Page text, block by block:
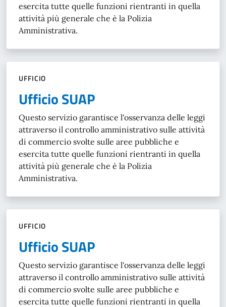
esercita tutte quelle funzioni rientranti in quella
attività più generale che è la Polizia
Amministrativa.
UFFICIO
Ufficio SUAP
Questo servizio garantisce l'osservanza delle leggi
attraverso il controllo amministrativo sulle attività
di commercio svolte sulle aree pubbliche e
esercita tutte quelle funzioni rientranti in quella
attività più generale che è la Polizia
Amministrativa.
UFFICIO
Ufficio SUAP
Questo servizio garantisce l'osservanza delle leggi
attraverso il controllo amministrativo sulle attività
di commercio svolte sulle aree pubbliche e
esercita tutte quelle funzioni rientranti in quella